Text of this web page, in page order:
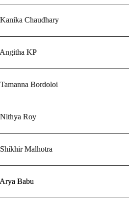
Chaudhary
KP
Bordoloi
Roy
Malhotra
Arya Babu